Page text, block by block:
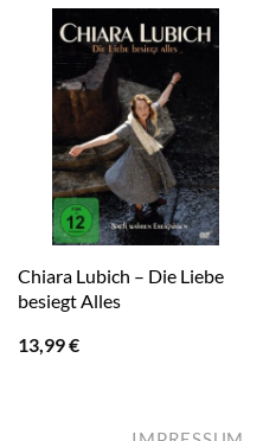
Chiara Lubich – Die Liebe
besiegt Alles
13,99€